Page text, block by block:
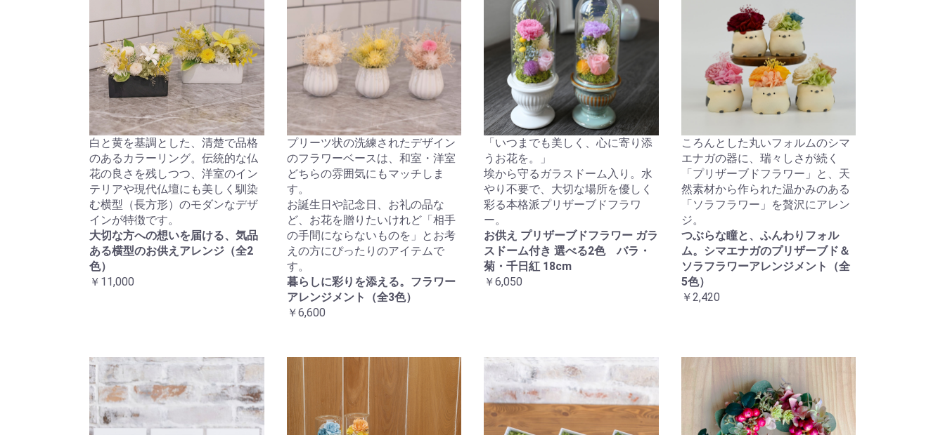
白と黄を基調とした、清楚で品格
のあるカラーリング。伝統的な仏
花の良さを残しつつ、洋室のイン
テリアや現代仏壇にも美しく馴染
む横型（長方形）のモダンなデザ
インが特徴です。
大切な方への想いを届ける、気品
ある横型のお供えアレンジ（全2
色）
￥11,000
プリーツ状の洗練されたデザイン
のフラワーベースは、和室・洋室
どちらの雰囲気にもマッチしま
す。
お誕生日や記念日、お礼の品な
ど、お花を贈りたいけれど「相手
の手間にならないものを」とお考
えの方にぴったりのアイテムで
す。
暮らしに彩りを添える。フラワー
アレンジメント（全3色）
￥6,600
「いつまでも美しく、心に寄り添
うお花を。」
埃から守るガラスドーム入り。水
やり不要で、大切な場所を優しく
彩る本格派プリザーブドフラワ
ー。
お供え プリザーブドフラワー ガラ
スドーム付き 選べる2色 バラ・
菊・千日紅 18cm
￥6,050
ころんとした丸いフォルムのシマ
エナガの器に、瑞々しさが続く
「プリザーブドフラワー」と、天
然素材から作られた温かみのある
「ソラフラワー」を贅沢にアレン
ジ。
つぶらな瞳と、ふんわりフォル
ム。シマエナガのプリザーブド＆
ソラフラワーアレンジメント（全
5色）
￥2,420